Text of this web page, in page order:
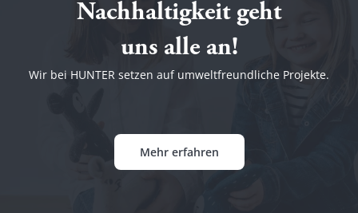
Nachhaltigkeit geht
uns alle an!
Wir bei HUNTER setzen auf umweltfreundliche Projekte.
Mehr erfahren